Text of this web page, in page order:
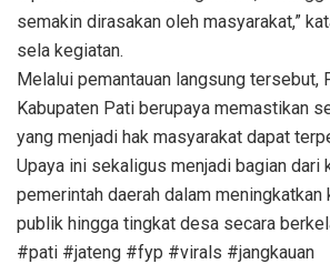
semakin dirasakan oleh masyarakat,”
sela kegiatan.
Melalui pemantauan langsung tersebut,
Kabupaten Pati berupaya memastikan
yang menjadi hak masyarakat dapat
Upaya ini sekaligus menjadi bagian dari
pemerintah daerah dalam meningkatkan
publik hingga tingkat desa secara
#pati #jateng #fyp #virals #jangkauan